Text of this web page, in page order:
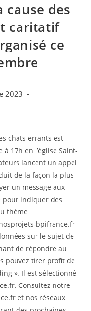
cause des
caritatif
ce
2023
chats errants est
17h en l’église Saint-
lancent un appel
de la façon la plus
un message aux
pour indiquer des
thème
bpifrance.fr
sur le sujet de
de répondre au
pouvez tirer profit de
». Il est sélectionné
Consultez notre
et nos réseaux